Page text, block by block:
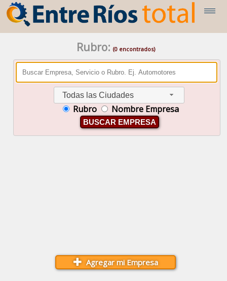
Rubro: (0 encontrados)
Todas las Ciudades
Rubro Nombre Empresa
BUSCAR EMPRESA
Agregar mi Empresa